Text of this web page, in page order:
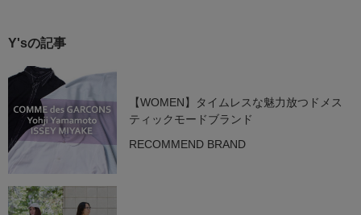
Y'sの記事
【WOMEN】タイムレスな魅力放つドメス
ティックモードブランド
RECOMMEND BRAND